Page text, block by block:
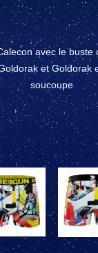
avec le buste
et Goldorak
soucoupe